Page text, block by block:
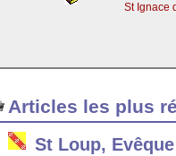
St Ignace
Articles les plus
St Loup,